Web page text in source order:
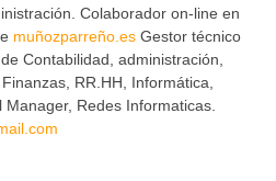
Colaborador on-line en
muñozparreño.es Gestor técnico
Contabilidad, administración,
RR.HH, Informática,
Redes Informaticas.